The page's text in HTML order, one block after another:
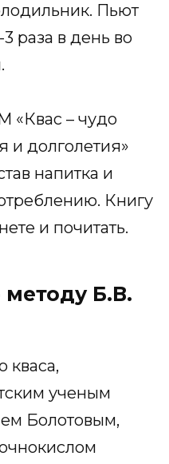
Пьют
3 раза в день во
«Квас – чудо
и долголетия»
напитка и
Книгу
и почитать.
методу Б.В.
кваса,
ученым
Болотовым,